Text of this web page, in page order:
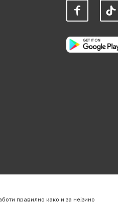
правилно како и за нејзино